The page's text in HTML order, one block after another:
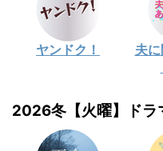
ヤンドク！
夫
2026冬【火曜】ドラ